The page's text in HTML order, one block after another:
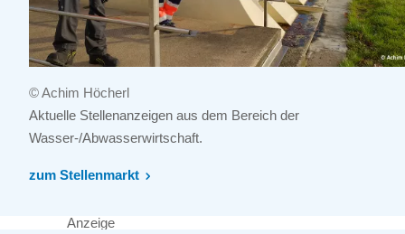
© Achim Höcherl
Aktuelle Stellenanzeigen aus dem Bereich der
Wasser-/Abwasserwirtschaft.
zum Stellenmarkt
Anzeige